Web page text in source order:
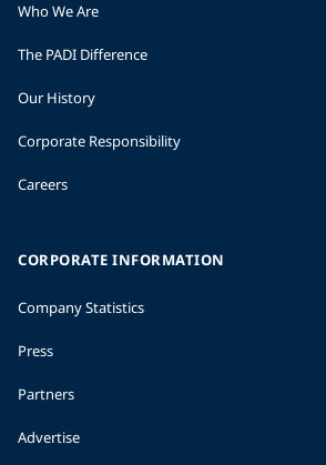
Who We Are
The PADI Difference
Our History
Corporate Responsibility
Careers
CORPORATE INFORMATION
Company Statistics
Press
Partners
Advertise